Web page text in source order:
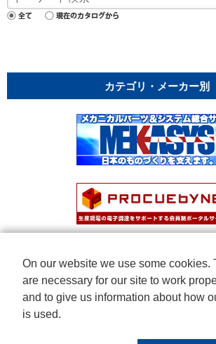
カテゴリ・メーカー別
On our website we use some cookies.
are necessary for our site to work
and to give us information about how
is used.